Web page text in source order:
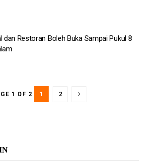
dan Restoran Boleh Buka Sampai Pukul 8
1 OF 2 1 2